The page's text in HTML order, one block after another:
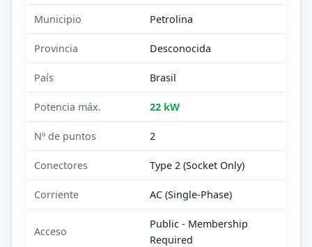
Municipio Petrolina
Provincia Desconocida
País Brasil
Potencia máx. 22 kW
Nº de puntos 2
Conectores Type 2 (Socket Only)
Corriente AC (Single-Phase)
Acceso
Public - Membership
Required